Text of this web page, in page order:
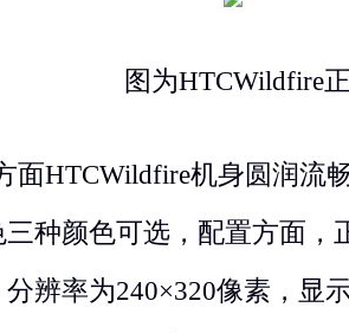
图为HTCWildfire
面HTCWildfire机身圆润流
种颜色可选，配置方面，
辨率为240×320像素，显